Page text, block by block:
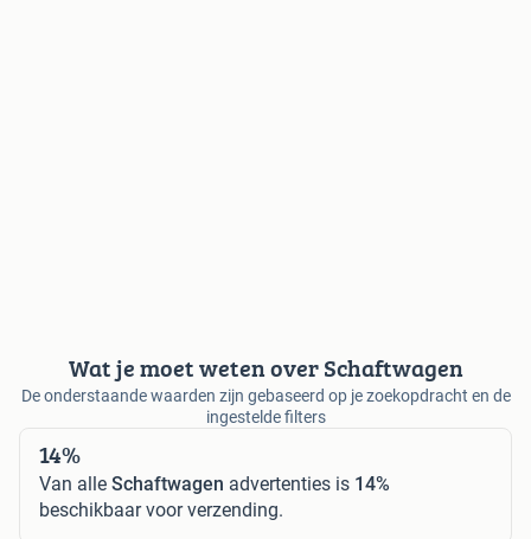
Wat je moet weten over Schaftwagen
De onderstaande waarden zijn gebaseerd op je zoekopdracht en de
ingestelde filters
14%
Van alle Schaftwagen advertenties is 14%
beschikbaar voor verzending.